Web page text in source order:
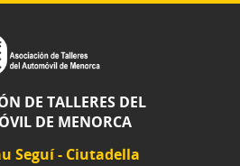
DE TALLERES DEL
DE MENORCA
Seguí - Ciutadella